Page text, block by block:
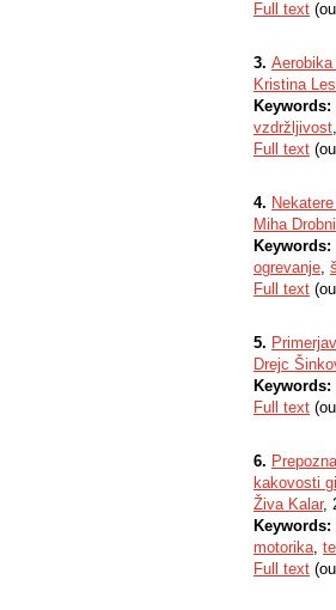
Full text
3.
Kristina
Keywords:
vzdržljivost,
Full text
4.
Miha
Keywords:
ogrevanje,
Full text
5.
Drejc
Keywords:
Full text
6.
kakovosti
Živa Kalar,
Keywords:
motorika,
Full text